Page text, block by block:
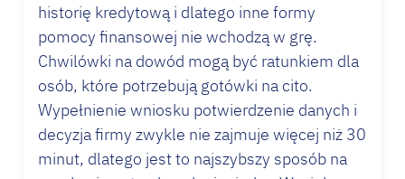
historię kredytową i dlatego inne formy
pomocy finansowej nie wchodzą w grę.
Chwilówki na dowód mogą być ratunkiem dla
osób, które potrzebują gotówki na cito.
Wypełnienie wniosku potwierdzenie danych i
decyzja firmy zwykle nie zajmuje więcej niż 30
minut, dlatego jest to najszybszy sposób na